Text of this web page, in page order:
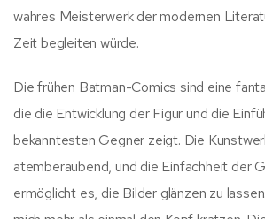
wahres Meisterwerk der modernen
Zeit begleiten würde.
Die frühen Batman-Comics sind eine
die die Entwicklung der Figur und die
bekanntesten Gegner zeigt. Die
atemberaubend, und die Einfachheit der
ermöglicht es, die Bilder glänzen zu